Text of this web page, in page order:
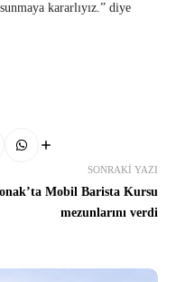
kararlıyız.” diye
SONRAKI YAZI
Mobil Barista Kursu
mezunlarını verdi